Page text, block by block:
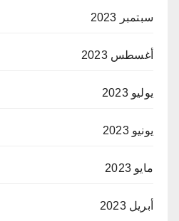
سبتمبر 2023
أغسطس 2023
يوليو 2023
يونيو 2023
مايو 2023
أبريل 2023